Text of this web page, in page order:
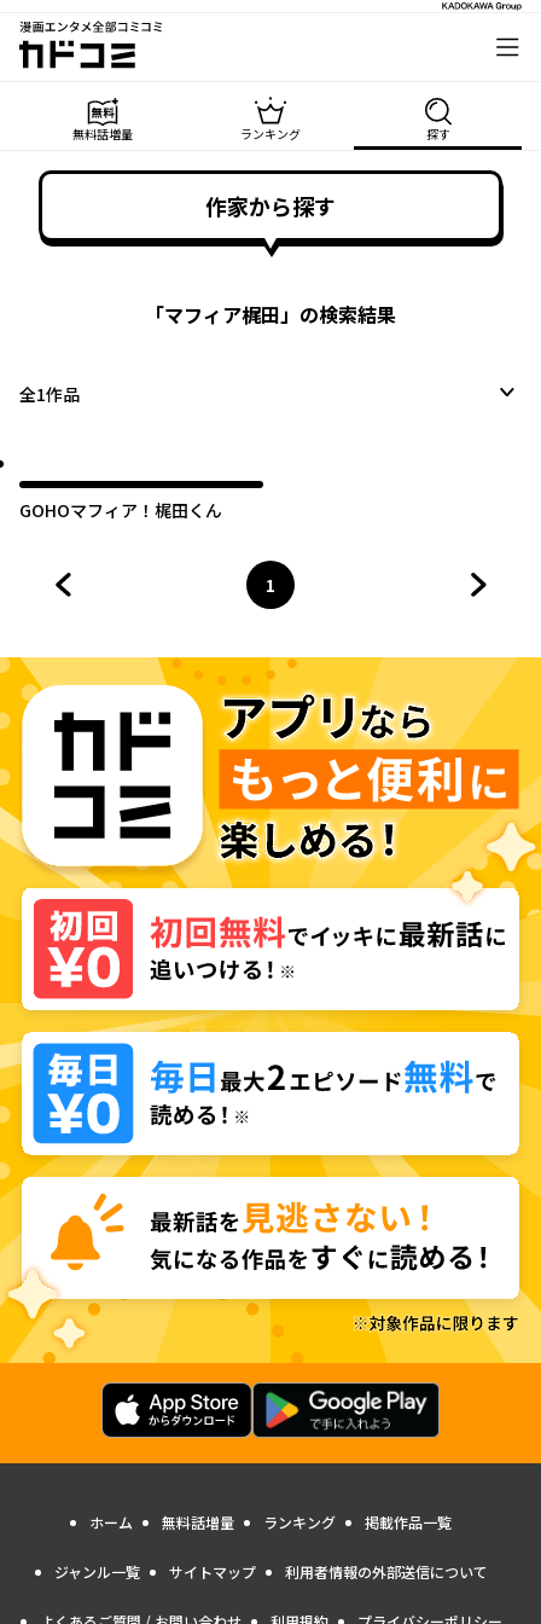
漫画エンタメ全部コミコミ
カドコミ
無料話増量 ランキング 探す
作家から探す
「マフィア梶田」の検索結果
全1作品
GOHOマフィア！梶田くん
ページ
1
へ
ホーム 無料話増量 ランキング 掲載作品一覧
ジャンル一覧 サイトマップ 利用者情報の外部送信について